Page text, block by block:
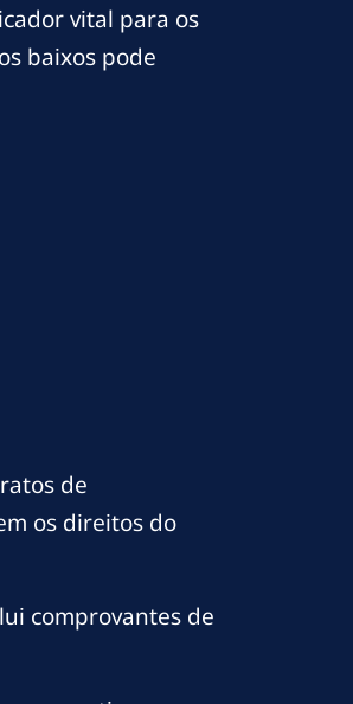
vital para os
baixos pode
de
os direitos do
comprovantes de